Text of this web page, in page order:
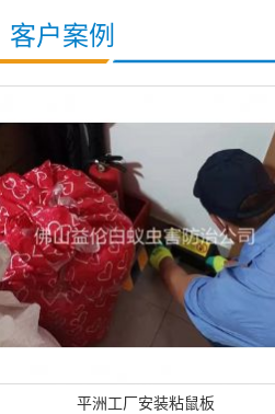
客户案例
平洲工厂安装粘鼠板